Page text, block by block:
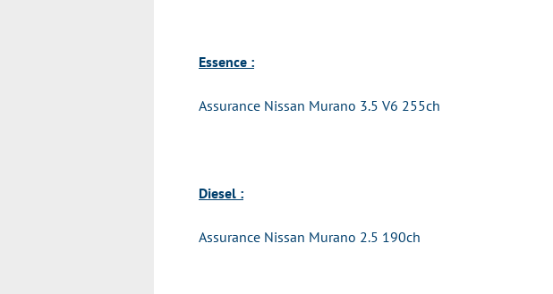
Essence :
Assurance Nissan Murano 3.5 V6 255ch
Diesel :
Assurance Nissan Murano 2.5 190ch